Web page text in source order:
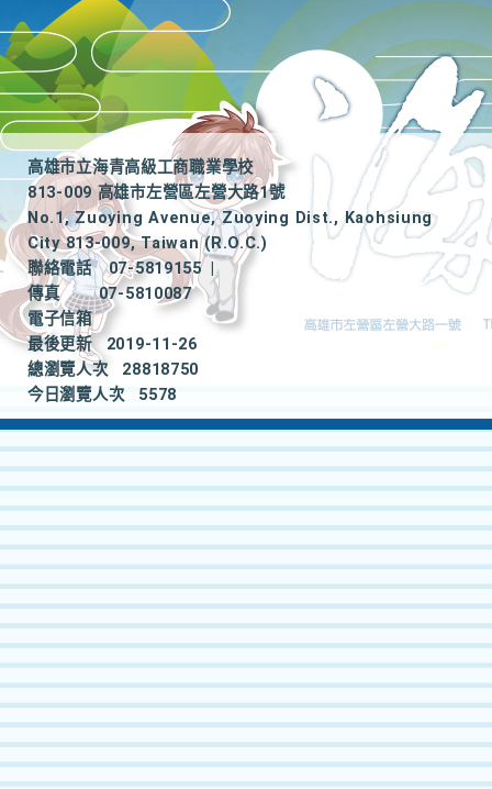
高雄市立海青高級工商職業學校
813-009 高雄市左營區左營大路1號
No.1, Zuoying Avenue, Zuoying Dist., Kaohsiung
City 813-009, Taiwan (R.O.C.)
聯絡電話
07-5819155
|
傳真
07-5810087
電子信箱
最後更新
2019-11-26
總瀏覽人次
28818750
今日瀏覽人次
5578